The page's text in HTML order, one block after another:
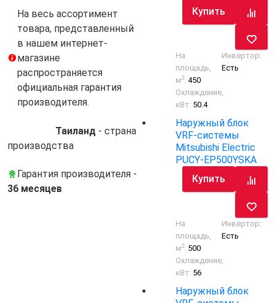
На весь ассортимент
товара, представленный
в нашем интернет-
магазине
распространяется
официальная гарантия
производителя.
Таиланд - cтрана
производства
Гарантия производителя -
36 месяцев
Купить
На
площадь,
м2:450
Инвертор:
Есть
Охлаждение,
кВт: 50.4
Наружный блок
VRF-системы
Mitsubishi Electric
PUCY-EP500YSKA
Купить
На
площадь,
м2: 500
Инвертор:
Есть
Охлаждение,
кВт: 56
Наружный блок